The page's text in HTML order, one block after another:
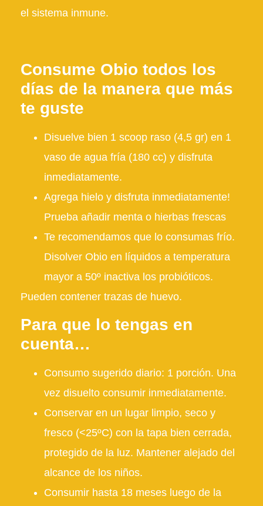
el sistema inmune.
Consume Obio todos los
días de la manera que más
te guste
Disuelve bien 1 scoop raso (4,5 gr) en 1
vaso de agua fría (180 cc) y disfruta
inmediatamente.
Agrega hielo y disfruta inmediatamente!
Prueba añadir menta o hierbas frescas
Te recomendamos que lo consumas frío.
Disolver Obio en líquidos a temperatura
mayor a 50º inactiva los probióticos.
Pueden contener trazas de huevo.
Para que lo tengas en
cuenta…
Consumo sugerido diario: 1 porción. Una
vez disuelto consumir inmediatamente.
Conservar en un lugar limpio, seco y
fresco (<25ºC) con la tapa bien cerrada,
protegido de la luz. Mantener alejado del
alcance de los niños.
Consumir hasta 18 meses luego de la